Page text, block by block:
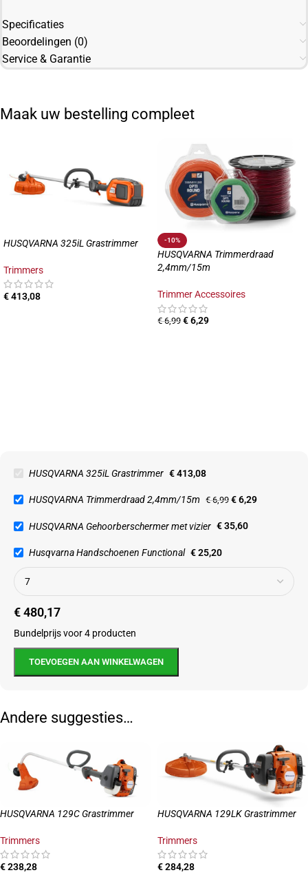
Specificaties
Beoordelingen (0)
Service & Garantie
Maak uw bestelling compleet
HUSQVARNA 325iL Grastrimmer
Trimmers
€413,08
-10%
HUSQVARNA Trimmerdraad
2,4mm/15m
Trimmer Accessoires
€6,99 €6,29
HUSQVARNA 325iL Grastrimmer €413,08
HUSQVARNA Trimmerdraad 2,4mm/15m €6,99 €6,29
HUSQVARNA Gehoorberschermer met vizier €35,60
Husqvarna Handschoenen Functional €25,20
€480,17
Bundelprijs voor 4 producten
TOEVOEGEN AAN WINKELWAGEN
Andere suggesties…
HUSQVARNA 129C Grastrimmer
Trimmers
€238,28
HUSQVARNA 129LK Grastrimmer
Trimmers
€284,28